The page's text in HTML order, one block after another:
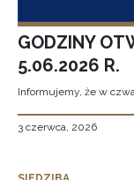
GODZINY
5.06.2026 R.
Informujemy, że w
3 czerwca, 2026